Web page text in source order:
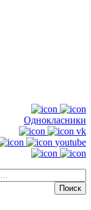
Однокласники
vk
youtube